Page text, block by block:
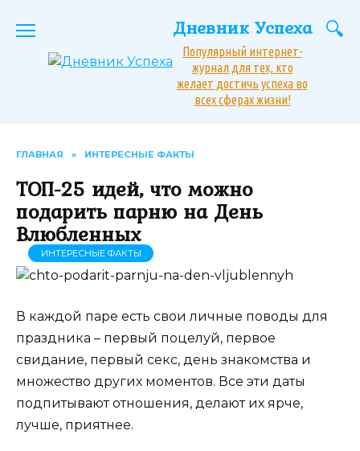
Дневник Успеха
Популярный интернет-
журнал для тех, кто
желает достичь успеха во
всех сферах жизни!
ГЛАВНАЯ » ИНТЕРЕСНЫЕ ФАКТЫ
ТОП-25 идей, что можно
подарить парню на День
Влюбленных
ИНТЕРЕСНЫЕ ФАКТЫ
В каждой паре есть свои личные поводы для
праздника – первый поцелуй, первое
свидание, первый секс, день знакомства и
множество других моментов. Все эти даты
подпитывают отношения, делают их ярче,
лучше, приятнее.